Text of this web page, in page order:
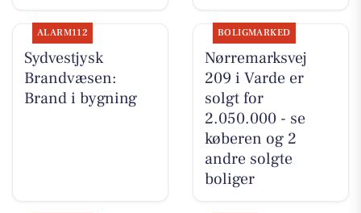
ALARM112
Sydvestjysk
Brandvæsen:
Brand i bygning
BOLIGMARKED
Nørremarksvej
209 i Varde er
solgt for
2.050.000 - se
køberen og 2
andre solgte
boliger